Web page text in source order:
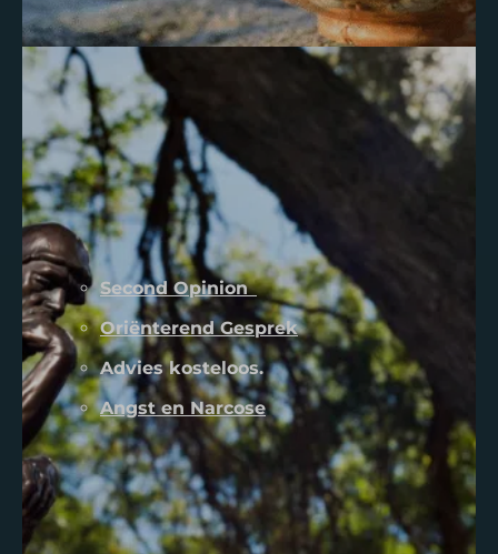
Second Opinion
Oriënterend Gesprek
Advies kosteloos.
Angst en Narcose